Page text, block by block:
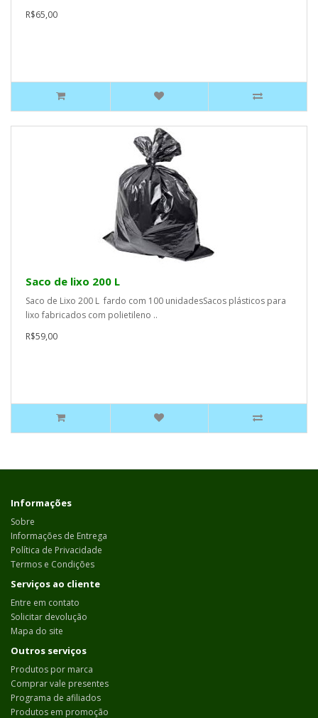
R$65,00
Saco de lixo 200 L
Saco de Lixo 200 L fardo com 100 unidadesSacos plásticos para
lixo fabricados com polietileno ..
R$59,00
Informações
Sobre
Informações de Entrega
Política de Privacidade
Termos e Condições
Serviços ao cliente
Entre em contato
Solicitar devolução
Mapa do site
Outros serviços
Produtos por marca
Comprar vale presentes
Programa de afiliados
Produtos em promoção